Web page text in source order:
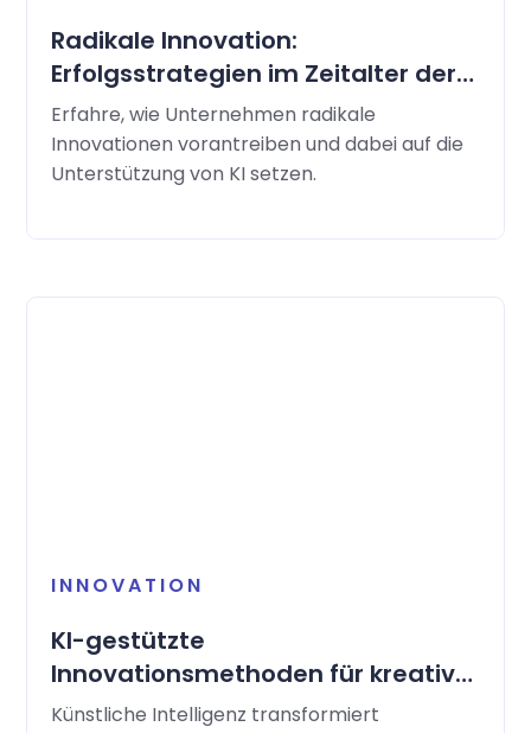
Radikale Innovation:
Erfolgsstrategien im Zeitalter der
künstlichen Intelligenz
Erfahre, wie Unternehmen radikale
Innovationen vorantreiben und dabei auf die
Unterstützung von KI setzen.
INNOVATION
KI-gestützte
Innovationsmethoden für kreative
Lösungsideen.
Künstliche Intelligenz transformiert